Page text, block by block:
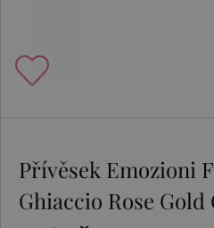
Přívěsek Emozioni
Ghiaccio Rose Gold